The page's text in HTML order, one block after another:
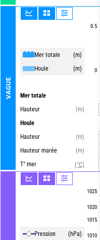
VAGUE
Mer totale
(m)
Houle
(m)
Mer totale
Hauteur
(m)
Houle
Hauteur
(m)
Hauteur marée
(m)
T° mer
(°C)
Pression (hPa)
0.5
0
1025
1020
1015
1010